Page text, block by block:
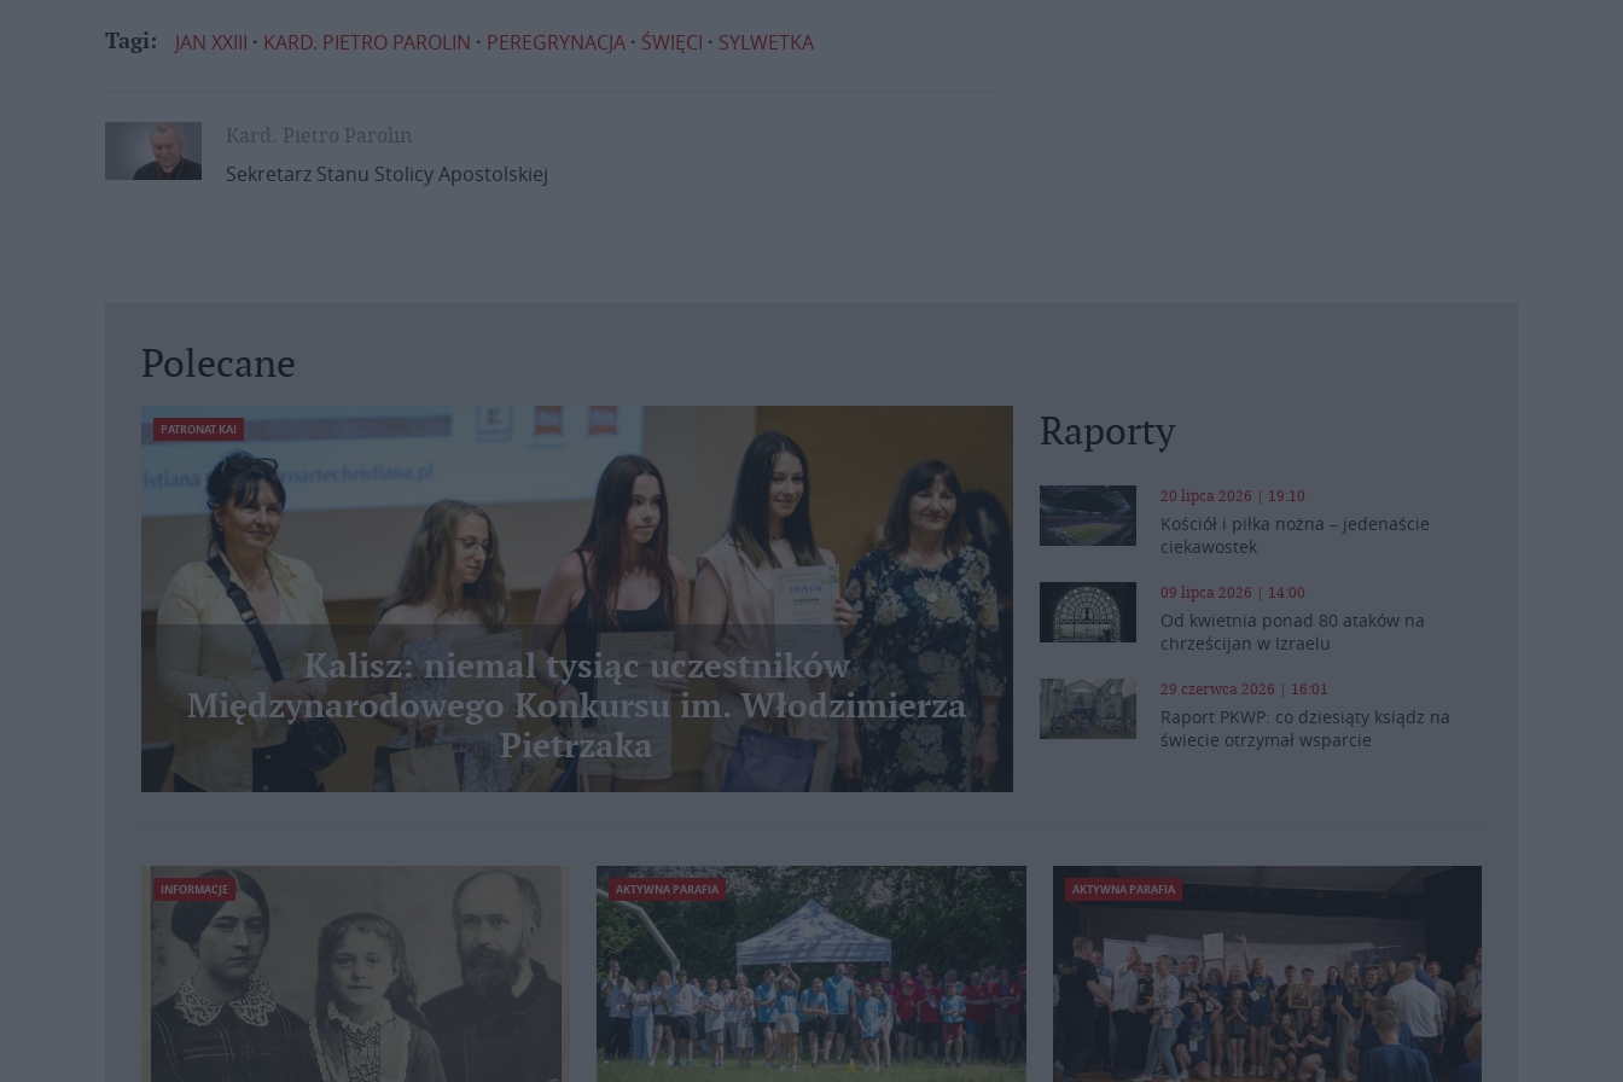
Tagi: JAN XXIII KARD. PIETRO PAROLIN PEREGRYNACJA ŚWIĘCI SYLWETKA
Kard. Pietro Parolin
Sekretarz Stanu Stolicy Apostolskiej
Polecane
PATRONAT KAI
Kalisz: niemal tysiąc uczestników
Międzynarodowego Konkursu im. Włodzimierza
Pietrzaka
Raporty
20 lipca 2026 | 19:10
Kościół i piłka nożna – jedenaście
ciekawostek
09 lipca 2026 | 14:00
Od kwietnia ponad 80 ataków na
chrześcijan w Izraelu
29 czerwca 2026 | 16:01
Raport PKWP: co dziesiąty ksiądz na
świecie otrzymał wsparcie
INFORMACJE AKTYWNA PARAFIA AKTYWNA PARAFIA